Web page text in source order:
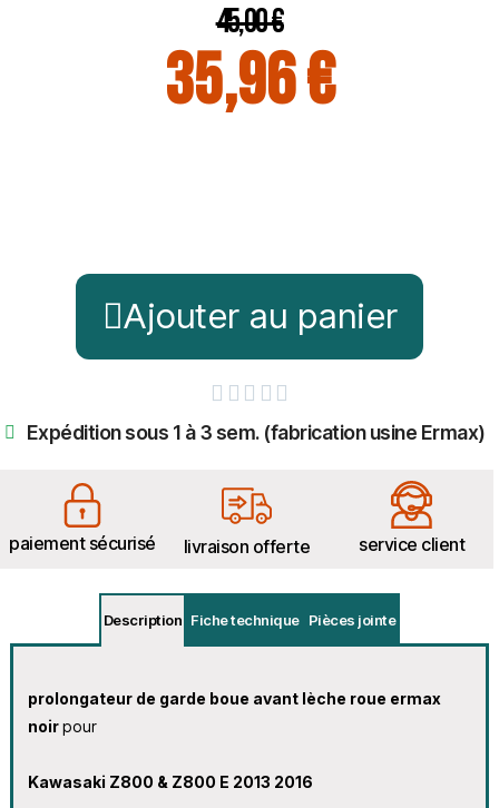
45,00 €
35,96 €
Ajouter au panier
    
Expédition sous 1 à 3 sem. (fabrication usine Ermax)
paiement sécurisé livraison offerte service client
Description Fiche technique Pièces jointe
prolongateur de garde boue avant lèche roue ermax
noirpour
Kawasaki Z800 & Z800 E 2013 2016